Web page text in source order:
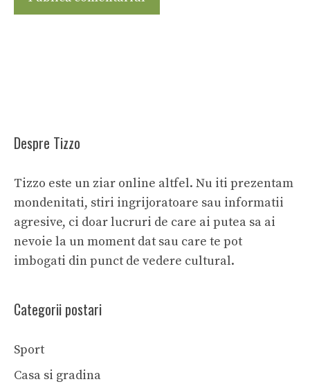
Despre Tizzo
Tizzo este un ziar online altfel. Nu iti prezentam
mondenitati, stiri ingrijoratoare sau informatii
agresive, ci doar lucruri de care ai putea sa ai
nevoie la un moment dat sau care te pot
imbogati din punct de vedere cultural.
Categorii postari
Sport
Casa si gradina